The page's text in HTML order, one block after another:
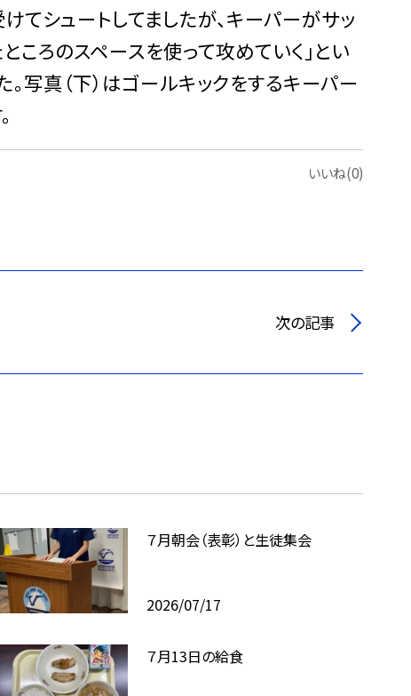
てシュートしてましたが、キーパーがサッ
ころのスペースを使って攻めていく」とい
写真（下）はゴールキックをするキーパー
いいね(0)
次の記事
７月朝会（表彰）と生徒集会
2026/07/17
７月13日の給食